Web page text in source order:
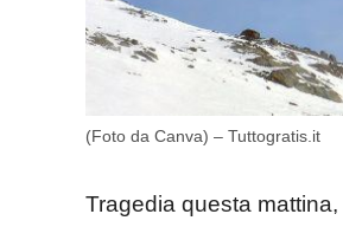
(Foto da Canva) – Tuttogratis.it
Tragedia questa mattina,